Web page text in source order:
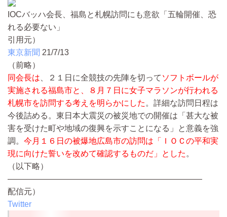
IOCバッハ会長、福島と札幌訪問にも意欲「五輪開催、恐
れる必要ない」
引用元）
東京新聞 21/7/13
（前略）
同会長は 、２１日に全競技の先陣を切って ソフトボールが
実施される福島市と、８月７日に女子マラソンが行われる
札幌市を訪問する考えを明らかにした 。詳細な訪問日程は
今後詰める。東日本大震災の被災地での開催は「甚大な被
害を受けた町や地域の復興を示すことになる」と意義を強
調。 今月１６日の被爆地広島市の訪問は「ＩＯＣの平和実
現に向けた誓いを改めて確認するものだ」とした 。
（以下略）
————————————————————————
配信元）
Twitter